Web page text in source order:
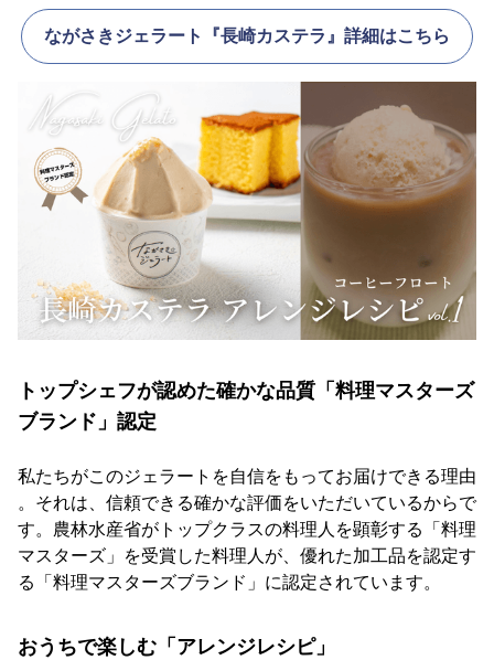
ながさきジェラート『長崎カステラ』詳細はこちら
トップシェフが認めた確かな品質「料理マスターズ
ブランド」認定
私たちがこのジェラートを自信をもってお届けできる理由
。それは、信頼できる確かな評価をいただいているからで
す。農林水産省がトップクラスの料理人を顕彰する「料理
マスターズ」を受賞した料理人が、優れた加工品を認定す
る「料理マスターズブランド」に認定されています。
おうちで楽しむ「アレンジレシピ」